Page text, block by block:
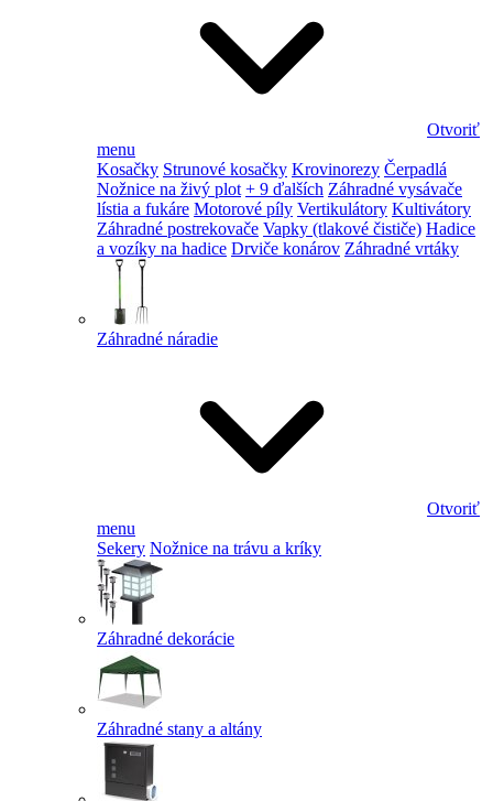
Otvoriť
menu
Kosačky Strunové kosačky Krovinorezy Čerpadlá
Nožnice na živý plot + 9 ďalších Záhradné vysávače
lístia a fukáre Motorové píly Vertikulátory Kultivátory
Záhradné postrekovače Vapky (tlakové čističe) Hadice
a vozíky na hadice Drviče konárov Záhradné vrtáky
Záhradné náradie
Otvoriť
menu
Sekery Nožnice na trávu a kríky
Záhradné dekorácie
Záhradné stany a altány